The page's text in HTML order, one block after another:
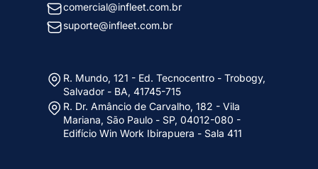
comercial@infleet.com.br
suporte@infleet.com.br
R. Mundo, 121 - Ed. Tecnocentro - Trobogy,
Salvador - BA, 41745-715
R. Dr. Amâncio de Carvalho, 182 - Vila
Mariana, São Paulo - SP, 04012-080 -
Edifício Win Work Ibirapuera - Sala 411